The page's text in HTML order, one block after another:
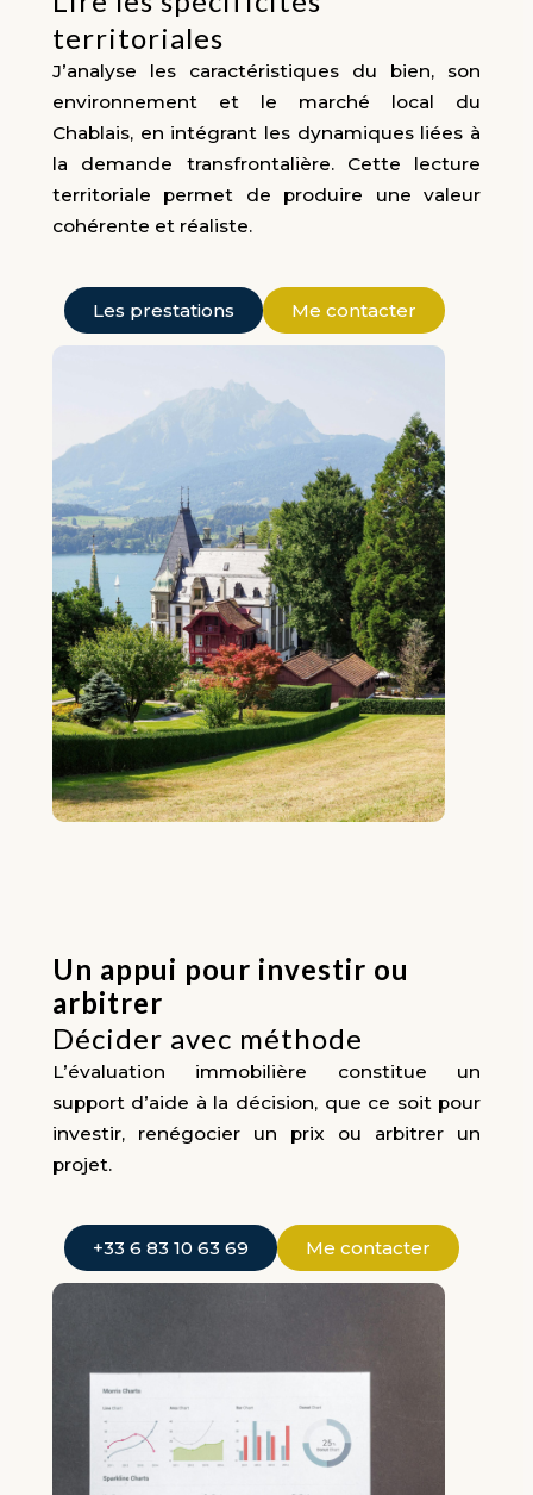
territoriales
J’analyse les caractéristiques du bien, son
environnement et le marché local du
Chablais, en intégrant les dynamiques liées à
la demande transfrontalière. Cette lecture
territoriale permet de produire une valeur
cohérente et réaliste.
Les prestations Me contacter
Un appui pour investir ou
arbitrer
Décider avec méthode
L’évaluation immobilière constitue un
support d’aide à la décision, que ce soit pour
investir, renégocier un prix ou arbitrer un
projet.
+33 6 83 10 63 69 Me contacter